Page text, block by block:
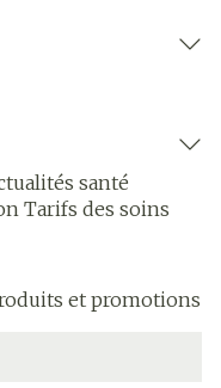
santé
Tarifs des soins
et promotions